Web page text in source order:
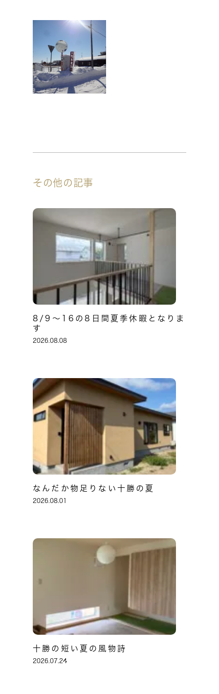
その他の記事
8/9～16の8日間夏季休暇となりま
す
2026.08.08
なんだか物足りない十勝の夏
2026.08.01
十勝の短い夏の風物詩
2026.07.24